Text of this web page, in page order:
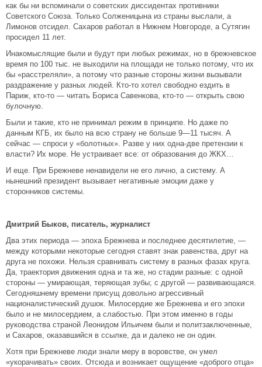
как бы ни вспоминали о советских диссидентах противники
Советского Союза. Только Солженицына из страны выслали, а
Лимонов отсидел. Сахаров работал в Нижнем Новгороде, а Сутягин
просидел 11 лет.
Инакомыслящие были и будут при любых режимах, но в брежневское
время по 100 тыс. не выходили на площади не только потому, что их
бы «расстреляли», а потому что разные стороны жизни вызывали
раздражение у разных людей. Кто-то хотел свободно ездить в
Париж, кто-то — читать Бориса Савенкова, кто-то — открыть свою
булочную.
Были и такие, кто не принимал режим в принципе. Но даже по
данным КГБ, их было на всю страну не больше 9—11 тысяч. А
сейчас — спроси у «болотных». Разве у них одна-две претензии к
власти? Их море. Не устраивает все: от образования до ЖКХ…
И еще. При Брежневе ненавидели не его лично, а систему. А
нынешний президент вызывает негативные эмоции даже у
сторонников системы.
Дмитрий Быков, писатель, журналист
Два этих периода — эпоха Брежнева и последнее десятилетие, —
между которыми некоторые сегодня ставят знак равенства, друг на
друга не похожи. Нельзя сравнивать систему в разных фазах круга.
Да, траектория движения одна и та же, но стадии разные: с одной
стороны — умирающая, теряющая зубы; с другой — развивающаяся.
Сегодняшнему времени присущ довольно агрессивный
националистический душок. Милосердие же Брежнева и его эпохи
было и не милосердием, а слабостью. При этом именно в годы
руководства страной Леонидом Ильичем были и политзаключенные,
и Сахаров, оказавшийся в ссылке, да и далеко не он один.
Хотя при Брежневе люди знали меру в воровстве, он умел
«укорачивать» своих. Отсюда и возникает ощущение «доброго отца»